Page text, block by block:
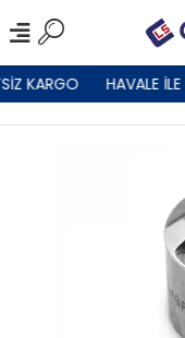
KARGO HAVALE